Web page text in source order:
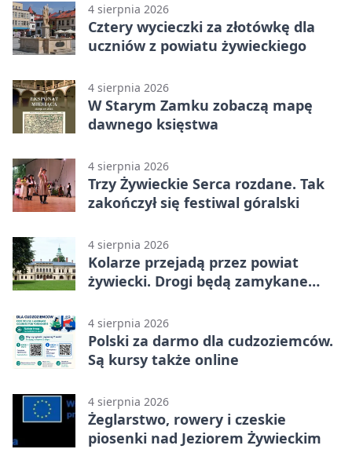
4 sierpnia 2026
Cztery wycieczki za złotówkę dla
uczniów z powiatu żywieckiego
4 sierpnia 2026
W Starym Zamku zobaczą mapę
dawnego księstwa
4 sierpnia 2026
Trzy Żywieckie Serca rozdane. Tak
zakończył się festiwal góralski
4 sierpnia 2026
Kolarze przejadą przez powiat
żywiecki. Drogi będą zamykane
4 sierpnia 2026
Polski za darmo dla cudzoziemców.
Są kursy także online
4 sierpnia 2026
Żeglarstwo, rowery i czeskie
piosenki nad Jeziorem Żywieckim